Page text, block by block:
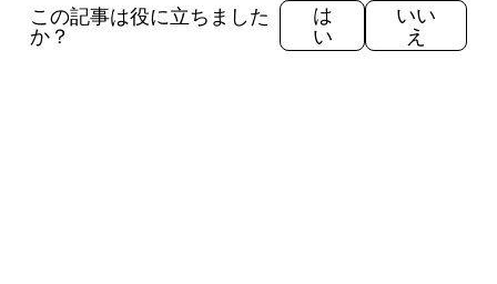
この記事は役に立ちました
か？
は
い
いい
え